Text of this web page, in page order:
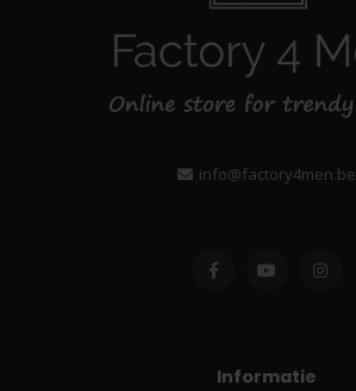
info@factory4men.be
Informatie